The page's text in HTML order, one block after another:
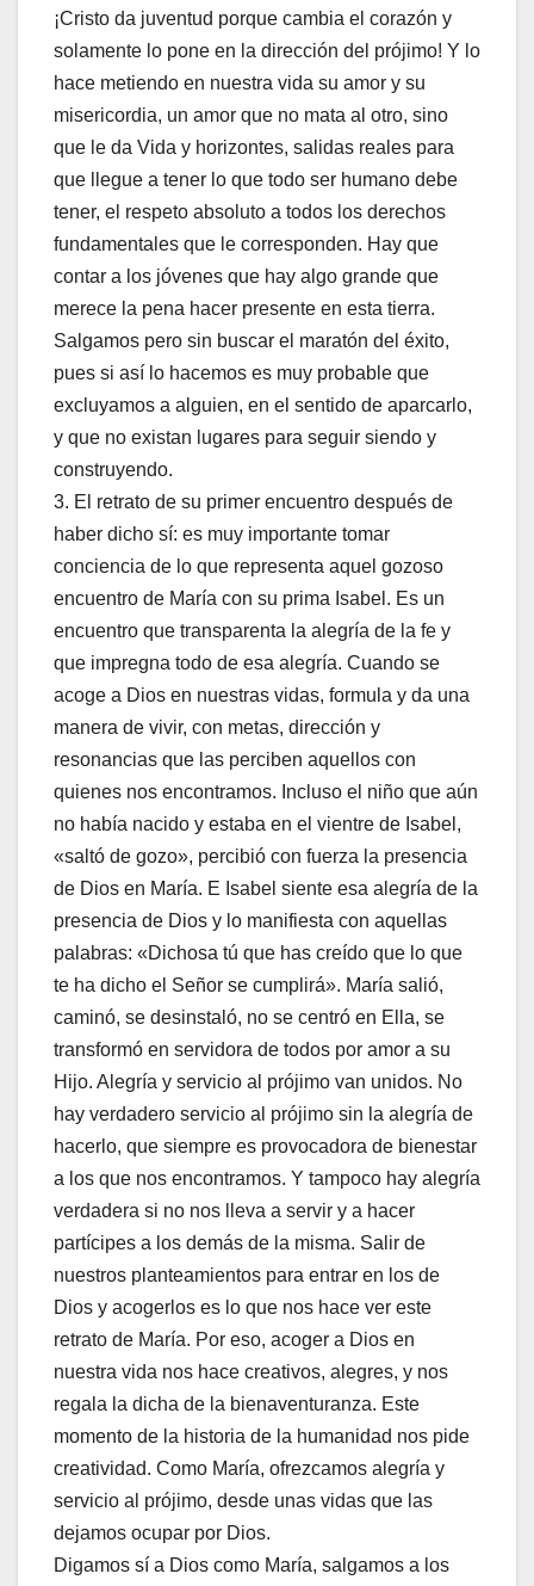
¡Cristo da juventud porque cambia el corazón y
solamente lo pone en la dirección del prójimo! Y lo
hace metiendo en nuestra vida su amor y su
misericordia, un amor que no mata al otro, sino
que le da Vida y horizontes, salidas reales para
que llegue a tener lo que todo ser humano debe
tener, el respeto absoluto a todos los derechos
fundamentales que le corresponden. Hay que
contar a los jóvenes que hay algo grande que
merece la pena hacer presente en esta tierra.
Salgamos pero sin buscar el maratón del éxito,
pues si así lo hacemos es muy probable que
excluyamos a alguien, en el sentido de aparcarlo,
y que no existan lugares para seguir siendo y
construyendo.
3. El retrato de su primer encuentro después de
haber dicho sí: es muy importante tomar
conciencia de lo que representa aquel gozoso
encuentro de María con su prima Isabel. Es un
encuentro que transparenta la alegría de la fe y
que impregna todo de esa alegría. Cuando se
acoge a Dios en nuestras vidas, formula y da una
manera de vivir, con metas, dirección y
resonancias que las perciben aquellos con
quienes nos encontramos. Incluso el niño que aún
no había nacido y estaba en el vientre de Isabel,
«saltó de gozo», percibió con fuerza la presencia
de Dios en María. E Isabel siente esa alegría de la
presencia de Dios y lo manifiesta con aquellas
palabras: «Dichosa tú que has creído que lo que
te ha dicho el Señor se cumplirá». María salió,
caminó, se desinstaló, no se centró en Ella, se
transformó en servidora de todos por amor a su
Hijo. Alegría y servicio al prójimo van unidos. No
hay verdadero servicio al prójimo sin la alegría de
hacerlo, que siempre es provocadora de bienestar
a los que nos encontramos. Y tampoco hay alegría
verdadera si no nos lleva a servir y a hacer
partícipes a los demás de la misma. Salir de
nuestros planteamientos para entrar en los de
Dios y acogerlos es lo que nos hace ver este
retrato de María. Por eso, acoger a Dios en
nuestra vida nos hace creativos, alegres, y nos
regala la dicha de la bienaventuranza. Este
momento de la historia de la humanidad nos pide
creatividad. Como María, ofrezcamos alegría y
servicio al prójimo, desde unas vidas que las
dejamos ocupar por Dios.
Digamos sí a Dios como María, salgamos a los